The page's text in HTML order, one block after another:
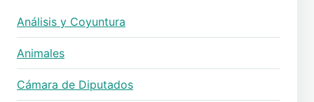
Análisis y Coyuntura
Animales
Cámara de Diputados